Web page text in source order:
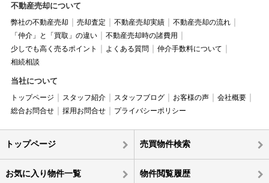
不動産売却について
弊社の不動産売却 売却査定 不動産売却実績
不動産売却の流れ
「仲介」と「買取」の違い
不動産売却時の諸費用
少しでも高く売るポイント
よくある質問
仲介手数料について
相続相談
当社について
トップページ スタッフ紹介 スタッフブログ お客様の声
会社概要
総合お問合せ
採用お問合せ プライバシーポリシー
トップページ 売買物件検索
お気に入り物件一覧 物件閲覧履歴